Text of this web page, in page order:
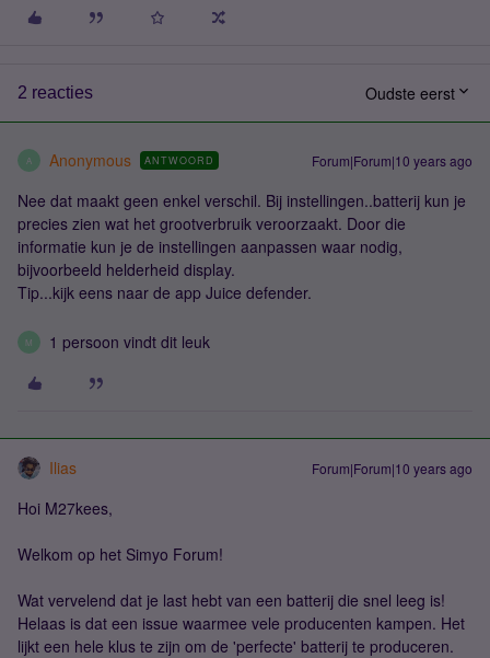
2 reacties Oudste eerst
A Anonymous ANTWOORD Forum|Forum|10 years ago
Nee dat maakt geen enkel verschil. Bij instellingen..batterij kun je
precies zien wat het grootverbruik veroorzaakt. Door die
informatie kun je de instellingen aanpassen waar nodig,
bijvoorbeeld helderheid display.
Tip...kijk eens naar de app Juice defender.
M 1 persoon vindt dit leuk
Ilias Forum|Forum|10 years ago
Hoi M27kees,
Welkom op het Simyo Forum!
Wat vervelend dat je last hebt van een batterij die snel leeg is!
Helaas is dat een issue waarmee vele producenten kampen. Het
lijkt een hele klus te zijn om de 'perfecte' batterij te produceren.